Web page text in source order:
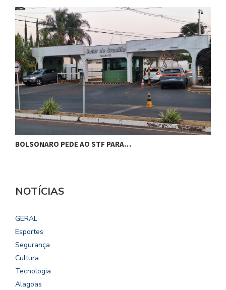
BOLSONARO PEDE AO STF PARA…
NOTÍCIAS
GERAL
Esportes
Segurança
Cultura
Tecnologia
Alagoas